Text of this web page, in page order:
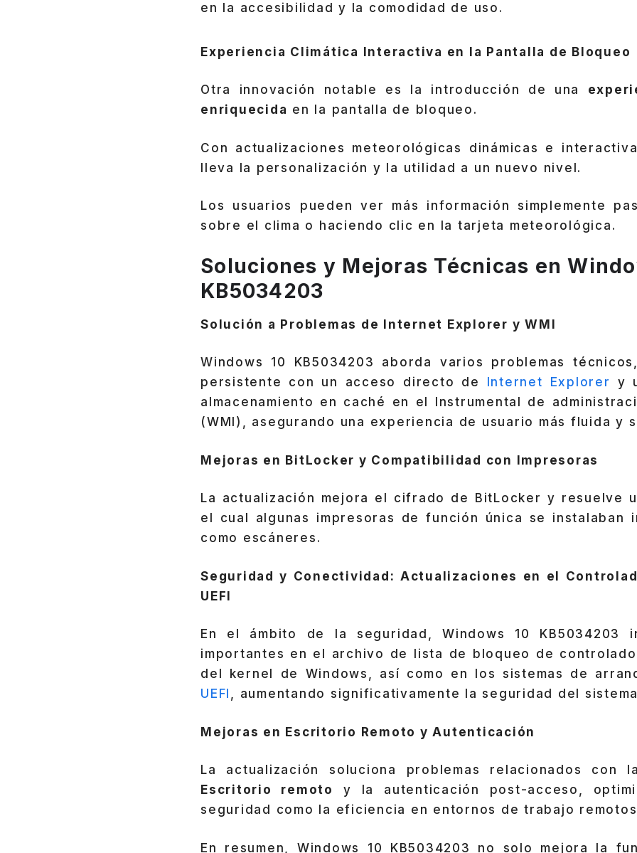
en la accesibilidad y la comodidad de uso.
Experiencia Climática Interactiva en la Pantalla de Bloqueo
Otra innovación notable es la introducción de una
enriquecida en la pantalla de bloqueo.
Con actualizaciones meteorológicas dinámicas e
lleva la personalización y la utilidad a un nuevo nivel.
Los usuarios pueden ver más información simplemente
sobre el clima o haciendo clic en la tarjeta meteorológica.
Soluciones y Mejoras Técnicas en
KB5034203
Solución a Problemas de Internet Explorer y WMI
Windows 10 KB5034203 aborda varios problemas
persistente con un acceso directo de
Internet Explorer
y
almacenamiento en caché en el Instrumental de
(WMI), asegurando una experiencia de usuario más fluida y
Mejoras en BitLocker y Compatibilidad con Impresoras
La actualización mejora el cifrado de BitLocker y resuelve
el cual algunas impresoras de función única se instalaban
como escáneres.
Seguridad y Conectividad: Actualizaciones en el
UEFI
En el ámbito de la seguridad, Windows 10 KB5034203
importantes en el archivo de lista de bloqueo de
del kernel de Windows, así como en los sistemas de
UEFI , aumentando significativamente la seguridad del
Mejoras en Escritorio Remoto y Autenticación
La actualización soluciona problemas relacionados con
Escritorio remoto
y la autenticación post-acceso,
seguridad como la eficiencia en entornos de trabajo
En resumen, Windows 10 KB5034203 no solo mejora la